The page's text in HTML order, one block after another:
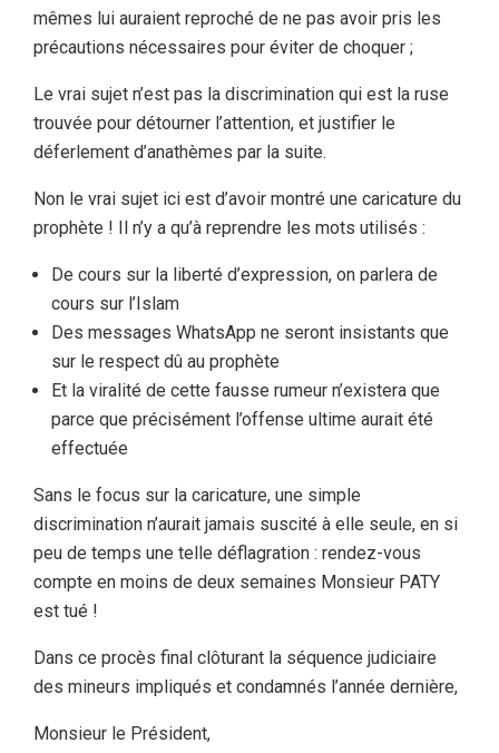
mêmes lui auraient reproché de ne pas avoir pris les
précautions nécessaires pour éviter de choquer ;
Le vrai sujet n’est pas la discrimination qui est la ruse
trouvée pour détourner l’attention, et justifier le
déferlement d’anathèmes par la suite.
Non le vrai sujet ici est d’avoir montré une caricature du
prophète ! Il n’y a qu’à reprendre les mots utilisés :
De cours sur la liberté d’expression, on parlera de
cours sur l’Islam
Des messages WhatsApp ne seront insistants que
sur le respect dû au prophète
Et la viralité de cette fausse rumeur n’existera que
parce que précisément l’offense ultime aurait été
effectuée
Sans le focus sur la caricature, une simple
discrimination n’aurait jamais suscité à elle seule, en si
peu de temps une telle déflagration : rendez-vous
compte en moins de deux semaines Monsieur PATY
est tué !
Dans ce procès final clôturant la séquence judiciaire
des mineurs impliqués et condamnés l’année dernière,
Monsieur le Président,